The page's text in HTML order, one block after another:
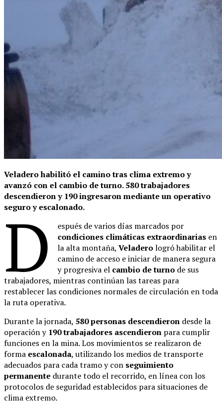
Veladero habilitó el camino tras clima extremo y
avanzó con el cambio de turno. 580 trabajadores
descendieron y 190 ingresaron mediante un operativo
seguro y escalonado.
D
espués de varios días marcados por
condiciones climáticas extraordinarias en
la alta montaña,Veladerologró habilitar el
camino de acceso e iniciar de manera segura
y progresiva el cambio de turno de sus
trabajadores, mientras continúan las tareas para
restablecer las condiciones normales de circulación en toda
la ruta operativa.
Durante la jornada, 580 personas descendieron desde la
operación y 190 trabajadores ascendieron para cumplir
funciones en la mina. Los movimientos se realizaron de
forma escalonada, utilizando los medios de transporte
adecuados para cada tramo y con seguimiento
permanente durante todo el recorrido, en línea con los
protocolos de seguridad establecidos para situaciones de
clima extremo.